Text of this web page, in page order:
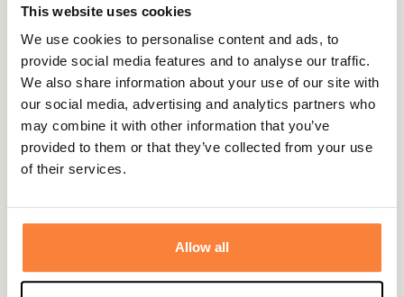
This website uses cookies
We use cookies to personalise content and ads, to
provide social media features and to analyse our traffic.
We also share information about your use of our site with
our social media, advertising and analytics partners who
may combine it with other information that you’ve
provided to them or that they’ve collected from your use
of their services.
Allow all
Sélection de printemps
Nouveautés Harkila
Utilisations par usage
Services